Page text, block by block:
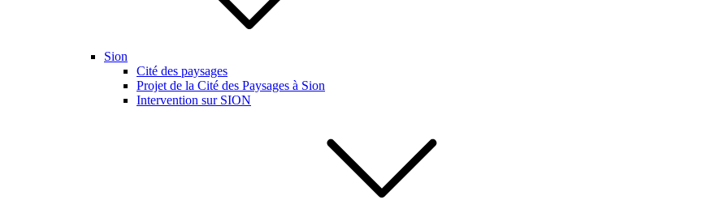
Sion
Cité des paysages
Projet de la Cité des Paysages à Sion
Intervention sur SION